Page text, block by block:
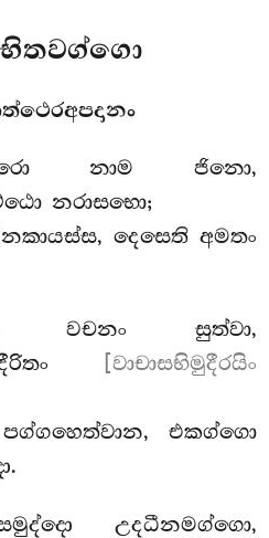
නාම ජිනො,
නරාසභො;
දෙසෙති අමතං
වචනං සුත්වා,
[වාචාසභිමුදීරයිං
එකග්ගො
උදධීනමග්ගො,